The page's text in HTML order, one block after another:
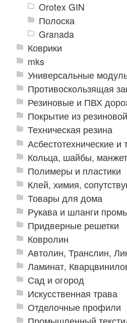
Orotex GIN
Полоска
Granada
Коврики
mks
Универсальные
Противоскользящая
Резиновые и ПВХ
Покрытие из
Техническая резина
Асбестотехнические
Кольца, шайбы,
Полимеры и пластики
Клей, химия,
Товары для дома
Рукава и шланги
Придверные решетки
Ковролин
Автолин, Транслин,
Ламинат,
Сад и огород
Искусственная трава
Отделочные профили